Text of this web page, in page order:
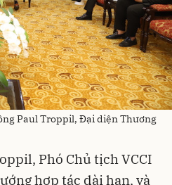
Paul Troppil, Đại diện Thương
Phó Chủ tịch VCCI
hợp tác dài hạn, và